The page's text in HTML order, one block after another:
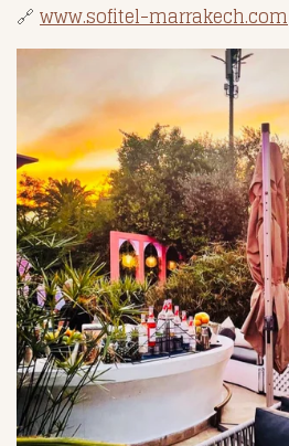
🔗 www.sofitel-marrakech.com